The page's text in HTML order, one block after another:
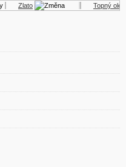
Zlato Topný olej